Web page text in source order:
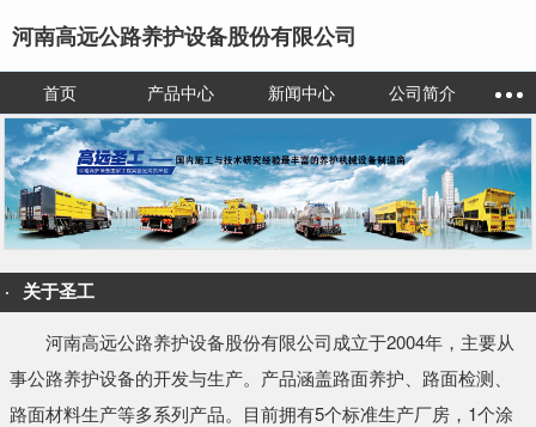
河南高远公路养护设备股份有限公司
首页 产品中心 新闻中心 公司简介
关于圣工
河南高远公路养护设备股份有限公司成立于2004年，主要从
事公路养护设备的开发与生产。产品涵盖路面养护、路面检测、
路面材料生产等多系列产品。目前拥有5个标准生产厂房，1个涂